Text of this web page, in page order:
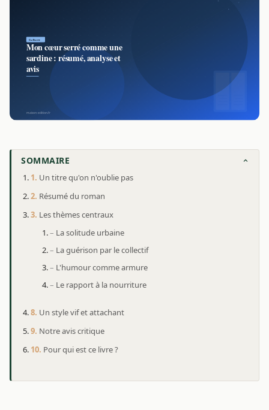
SOMMAIRE
Un titre qu'on n'oublie pas
Résumé du roman
Les thèmes centraux
La solitude urbaine
La guérison par le collectif
L'humour comme armure
Le rapport à la nourriture
Un style vif et attachant
Notre avis critique
Pour qui est ce livre ?